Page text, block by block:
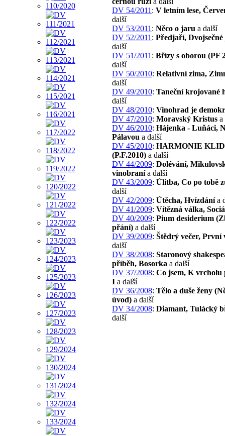
DV 54/2011 : V letním lese,
další
DV 53/2011 : Něco o jaru a další
DV 52/2011 : Předjaří,
další
DV 51/2011 : Břízy s oborou (PF
další
DV 50/2010: Relativní zima,
další
DV 49/2010: Taneční krojované
další
DV 48/2010: Vinohrad je
DV 47/2010: Moravský Kristus a
DV 46/2010: Hájenka - Luňáci,
Pálavou a další
DV 45/2010: HARMONIE
(P.F.2010) a další
DV 44/2009: Dolévání,
vinobranía další
DV 43/2009: Úlitba, Co po tobě
další
DV 42/2009: Útěcha, Hvízdánía
DV 41/2009: Vítězná válka,
DV 40/2009: Pium desiderium
přání) a další
DV 39/2009: Štědrý večer, První
další
DV 38/2008: Staronový
příběh, Bosorka a další
DV 37/2008: Co jsem, K vrcholu
I a další
DV 36/2008: Tělo a duše ženy
úvod) a další
DV 34/2008: Diamant, Tulácký
další